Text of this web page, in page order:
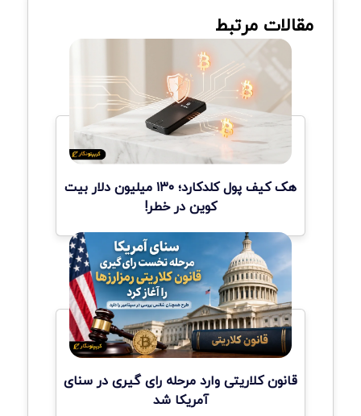
مقالات مرتبط
هک کیف پول کلدکارد؛ ۱۳۰ میلیون دلار بیت
کوین در خطر!
قانون کلاریتی وارد مرحله رای گیری در سنای
آمریکا شد